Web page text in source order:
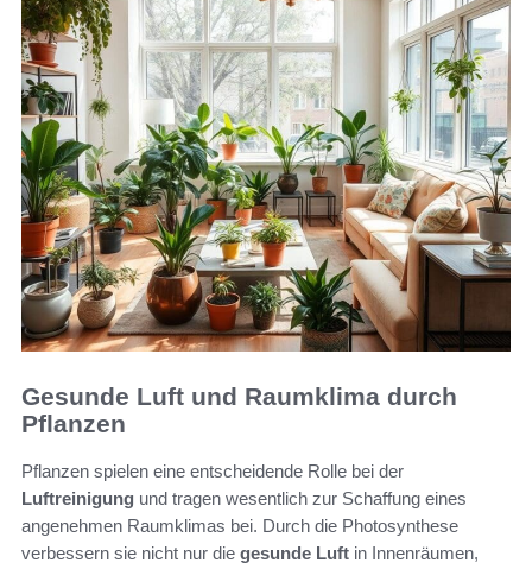
Gesunde Luft und Raumklima durch
Pflanzen
Pflanzen spielen eine entscheidende Rolle bei der
Luftreinigung und tragen wesentlich zur Schaffung eines
angenehmen Raumklimas bei. Durch die Photosynthese
verbessern sie nicht nur die gesunde Luft in Innenräumen,